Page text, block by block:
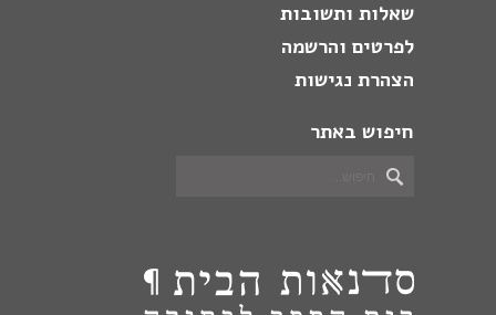
שאלות ותשובות
לפרטים והרשמה
הצהרת נגישות
חיפוש באתר